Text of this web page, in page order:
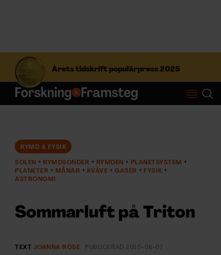
Årets tidskrift populärpress 2025
S
f
t
Prenumerera
NYHETSBREV
LYSSNA/PODD
RYMD & FYSIK
SOLEN RYMDSONDER RYMDEN
PLANETSYSTEM
PLANETER
MÅNAR KVÄVE GASER
FYSIK
ASTRONOMI
Sommarluft på Triton
TEXT JOANNA ROSE PUBLICERAD 2010-06-07